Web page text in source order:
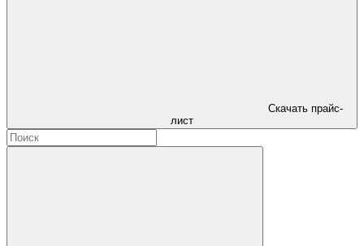
Скачать прайс-
лист